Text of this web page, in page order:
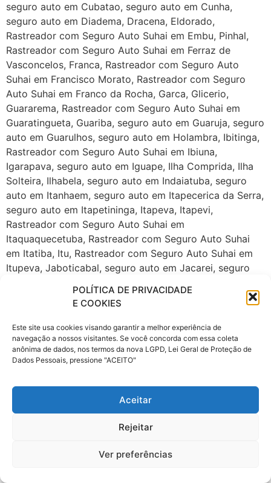
POLÍTICA DE PRIVACIDADE
E COOKIES
Este site usa cookies visando garantir a melhor experiência de
navegação a nossos visitantes. Se você concorda com essa coleta
anônima de dados, nos termos da nova LGPD, Lei Geral de Proteção de
Dados Pessoais, pressione "ACEITO"
Aceitar
Rejeitar
Ver preferências